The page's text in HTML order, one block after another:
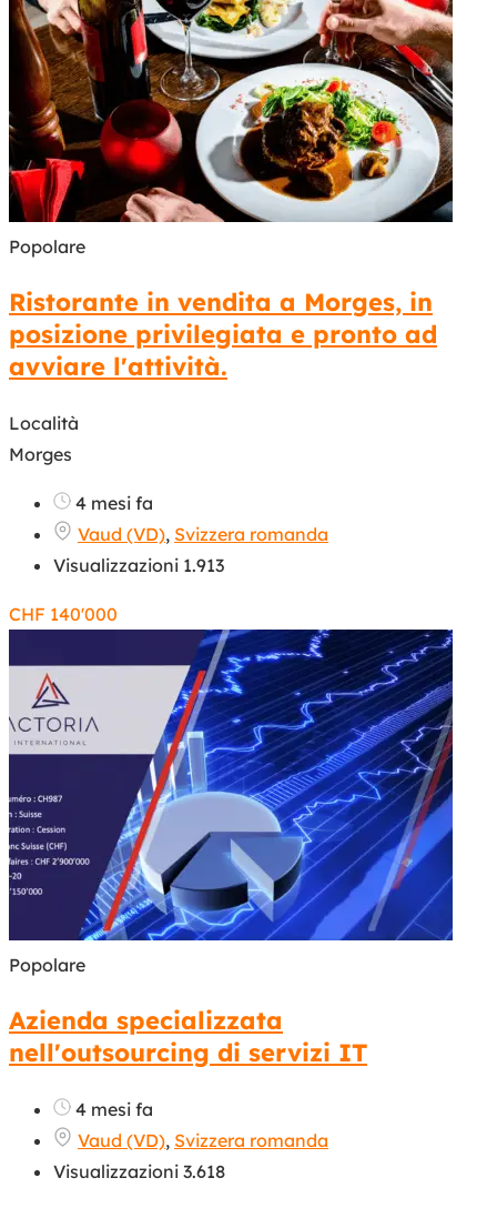
Popolare
Ristorante in vendita a Morges, in
posizione privilegiata e pronto ad
avviare l'attività.
Località
Morges
4 mesi fa
Vaud (VD), Svizzera romanda
Visualizzazioni 1.913
CHF 140'000
Popolare
Azienda specializzata
nell'outsourcing di servizi IT
4 mesi fa
Vaud (VD), Svizzera romanda
Visualizzazioni 3.618